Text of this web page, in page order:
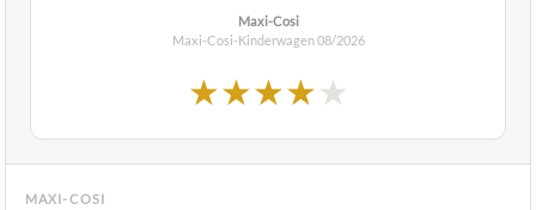
Maxi-Cosi
Maxi-Cosi-Kinderwagen08/2026
★★★★★
MAXI-COSI